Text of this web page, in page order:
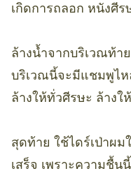
เกิดการถลอก หนังศีร
ล้างน้ำจากบริเวณท้า
บริเวณนี้จะมีแชมพูไ
ล้างให้ทั่วศีรษะ ล้างใ
สุดท้าย ใช้ไดร์เป่าผ
เสร็จ เพราะความชื้